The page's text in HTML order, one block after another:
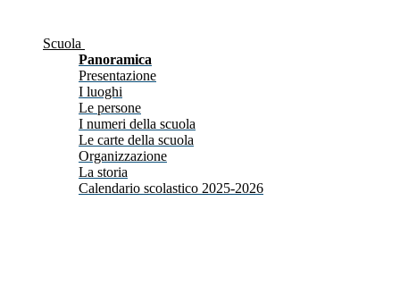
Scuola
Panoramica
Presentazione
I luoghi
Le persone
I numeri della scuola
Le carte della scuola
Organizzazione
La storia
Calendario scolastico 2025-2026